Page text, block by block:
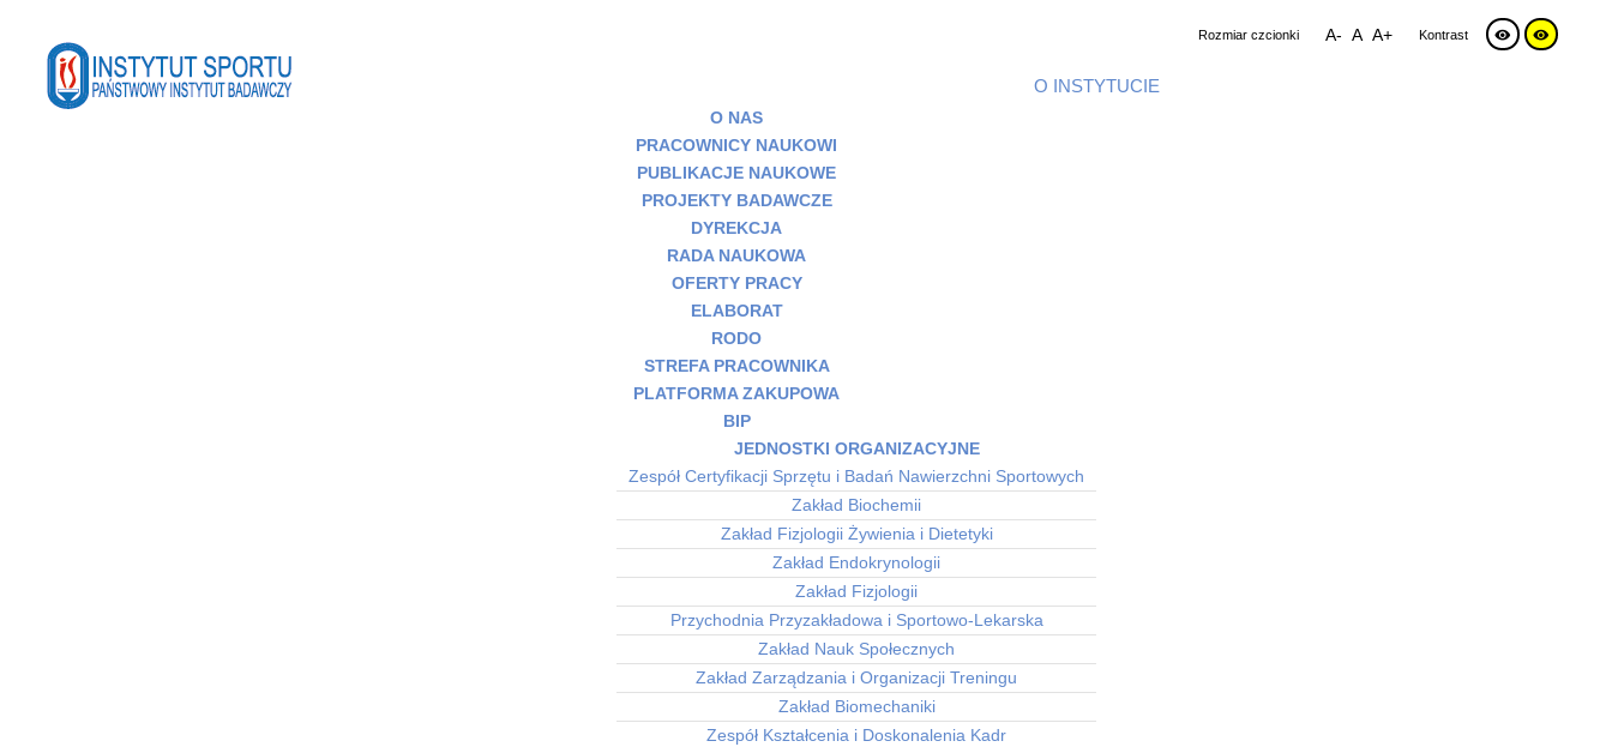
Rozmiar czcionki A- A A+ Kontrast
O INSTYTUCIE
O NAS
PRACOWNICY NAUKOWI
PUBLIKACJE NAUKOWE
PROJEKTY BADAWCZE
DYREKCJA
RADA NAUKOWA
OFERTY PRACY
ELABORAT
RODO
STREFA PRACOWNIKA
PLATFORMA ZAKUPOWA
BIP
JEDNOSTKI ORGANIZACYJNE
Zespół Certyfikacji Sprzętu i Badań Nawierzchni Sportowych
Zakład Biochemii
Zakład Fizjologii Żywienia i Dietetyki
Zakład Endokrynologii
Zakład Fizjologii
Przychodnia Przyzakładowa i Sportowo-Lekarska
Zakład Nauk Społecznych
Zakład Zarządzania i Organizacji Treningu
Zakład Biomechaniki
Zespół Kształcenia i Doskonalenia Kadr